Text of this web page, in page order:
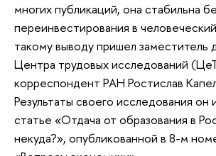
многих публикаций, она стабильна
переинвестирования в
такому выводу пришел заместитель
Центра трудовых исследований
корреспондент РАН Ростислав
Результаты своего исследования он
статье «Отдача от образования в
некуда?», опубликованной в 8-м